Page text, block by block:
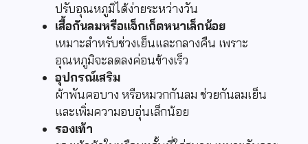
ปรับอุณหภูมิได้ง่ายระหว่างวัน
เสื้อกันลมหรือแจ็กเก็ตหนาเล็กน้อย
เหมาะสำหรับช่วงเย็นและกลางคืน เพราะ
อุณหภูมิจะลดลงค่อนข้างเร็ว
อุปกรณ์เสริม
ผ้าพันคอบาง หรือหมวกกันลม ช่วยกันลมเย็น
และเพิ่มความอบอุ่นเล็กน้อย
รองเท้า